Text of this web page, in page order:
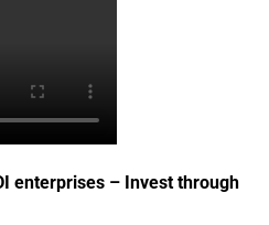
enterprises – Invest through